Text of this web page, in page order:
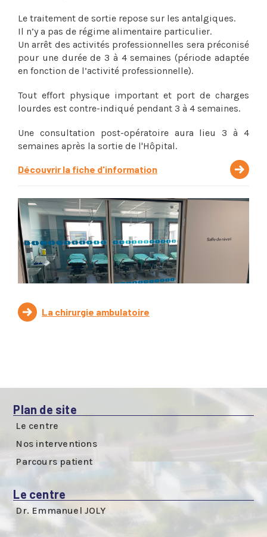
La chirurgie ambulatoire
Le traitement de sortie repose sur les antalgiques.
Il n’y a pas de régime alimentaire particulier.
Un arrêt des activités professionnelles sera préconisé
pour une durée de 3 à 4 semaines (période adaptée
en fonction de l’activité professionnelle).
Tout effort physique important et port de charges
lourdes est contre-indiqué pendant 3 à 4 semaines.
Une consultation post-opératoire aura lieu 3 à 4
semaines après la sortie de l'Hôpital.
Découvrir la fiche d'information
Plan de site
Le centre
Nos interventions
Parcours patient
Le centre
Dr. Emmanuel JOLY